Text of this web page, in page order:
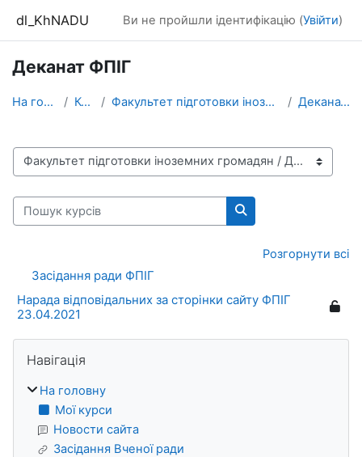
dl_KhNADU Ви не пройшли ідентифікацію (Увійти)
Деканат ФПІГ
На головну Курси Факультет підготовки іноземних громадян Деканат ФПІГ
Категорії курсів
Пошук курсів
Пошук курсів
Розгорнути всі
Засідання ради ФПІГ
Нарада відповідальних за сторінки сайту ФПІГ
23.04.2021
Блоки
Навігація
На головну
Мої курси
Новости сайта
Засідання Вченої ради